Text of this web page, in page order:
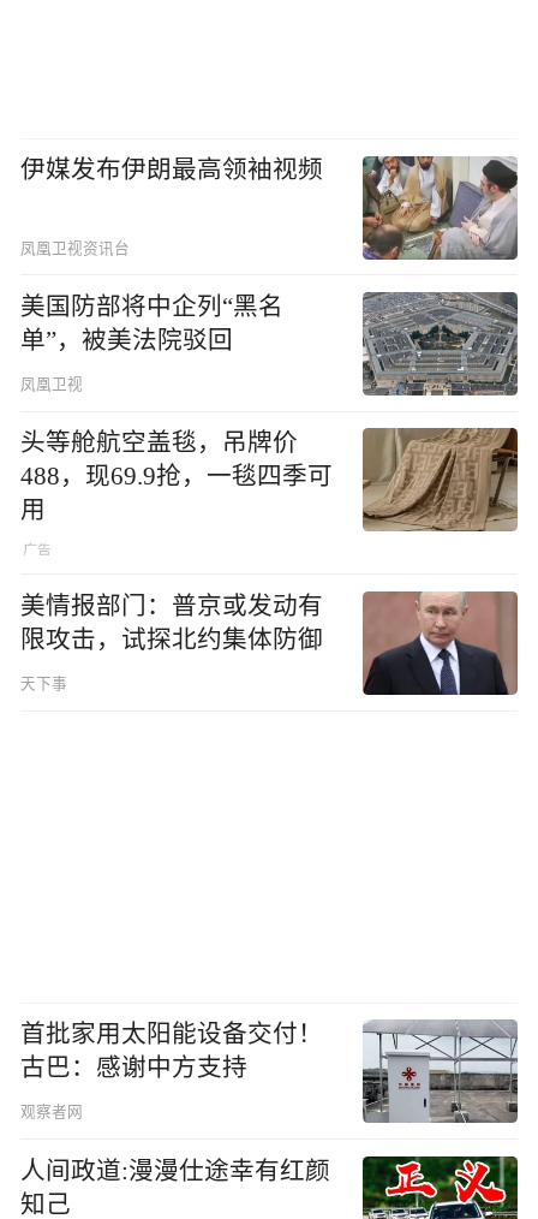
伊媒发布伊朗最高领袖视频
凤凰卫视资讯台
美国防部将中企列“黑名
单”，被美法院驳回
凤凰卫视
头等舱航空盖毯，吊牌价
488，现69.9抢，一毯四季可
用
美情报部门：普京或发动有
限攻击，试探北约集体防御
天下事
首批家用太阳能设备交付！
古巴：感谢中方支持
观察者网
人间政道:漫漫仕途幸有红颜
知己